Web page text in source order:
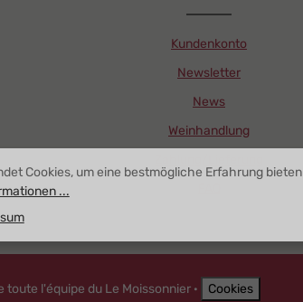
Kundenkonto
Newsletter
News
Weinhandlung
toute l'équipe du Le Moissonnier · Cookies
Cookies, um eine bestmögliche Erfahrung bieten
...